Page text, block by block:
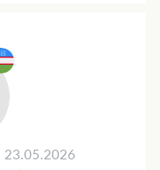
23.05.2026